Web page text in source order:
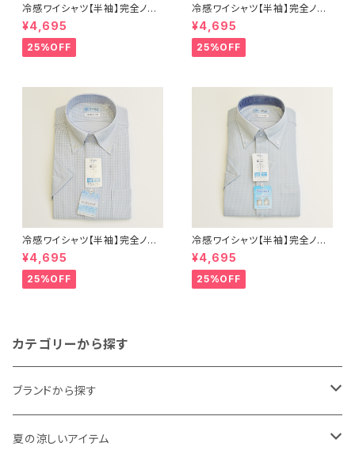
冷感ワイシャツ【半袖】完全ノー
アイロン i-Shirt｜-2℃冷却 形
態安定 レギュラーシルエット カ
ッタウェイ ストライプ メンズ ビ
ジネス exha11-cw-12 L.グレ
¥4,695
25%OFF
冷感ワイシャツ【半袖】完全ノー
アイロン i-Shirt｜-2℃冷却 形
態安定 レギュラーシルエット ボ
タンダウン ドビー メンズ ビジネ
¥4,695
25%OFF
冷感ワイシャツ【半袖】完全ノー
アイロン i-Shirt｜-2℃冷却 形
態安定 レギュラーシルエット ボ
タンダウン チェック柄 メンズ ビ
ジネス exha12-dbd-12 L.グ
¥4,695
25%OFF
冷感ワイシャツ【半袖】完全ノー
アイロン i-Shirt｜-2℃冷却 形
態安定 レギュラーシルエット ボ
タンダウン ドビー メンズ ビジネ
ス dhy195t-dbd-72 L.グリー
¥4,695
25%OFF
カテゴリーから探す
ブランドから探す
THE NORTH FACE
夏の涼しいアイテム